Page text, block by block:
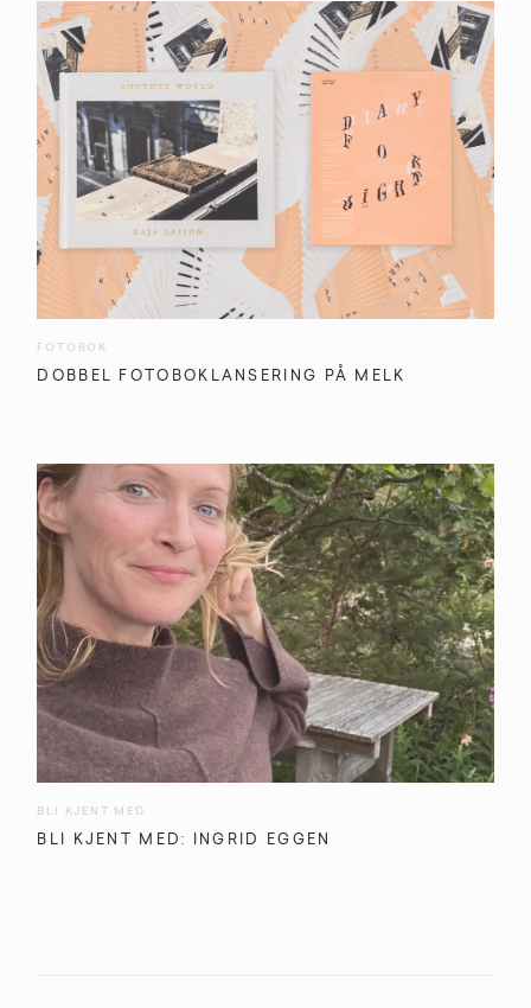
FOTOBOK
DOBBEL FOTOBOKLANSERING PÅ MELK
BLI KJENT MED
BLI KJENT MED: INGRID EGGEN